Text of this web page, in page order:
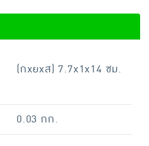
(กxยxส) 7.7x1x14 ซม.
0.03 กก.